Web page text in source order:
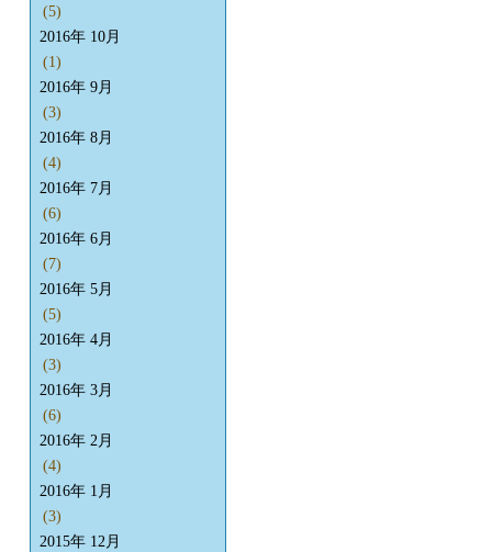
(5)
2016年 10月
(1)
2016年 9月
(3)
2016年 8月
(4)
2016年 7月
(6)
2016年 6月
(7)
2016年 5月
(5)
2016年 4月
(3)
2016年 3月
(6)
2016年 2月
(4)
2016年 1月
(3)
2015年 12月